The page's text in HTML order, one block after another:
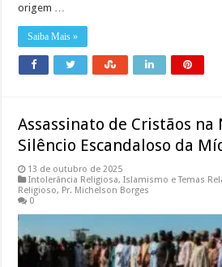
origem …
Saiba Mais »
Assassinato de Cristãos na
Silêncio Escandaloso da
13 de outubro de 2025
Intolerância Religiosa,Islamismo e Temas
Religioso, Pr. Michelson Borges
0